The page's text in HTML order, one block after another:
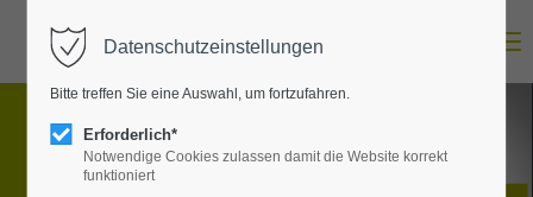
Login
Datenschutzeinstellungen
Bitte treffen Sie eine Auswahl, um fortzufahren.
Erforderlich*
Notwendige Cookies zulassen damit die Website korrekt
funktioniert